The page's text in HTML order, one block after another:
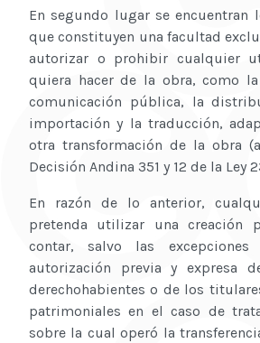
En segundo lugar se encuentran
que constituyen una facultad
autorizar o prohibir cualquier
quiera hacer de la obra, como
comunicación pública, la
importación y la traducción,
otra transformación de la obra
Decisión Andina 351 y 12 de la Ley
En razón de lo anterior,
pretenda utilizar una creación
contar, salvo las
autorización previa y expresa
derechohabientes o de los
patrimoniales en el caso de
sobre la cual operó la